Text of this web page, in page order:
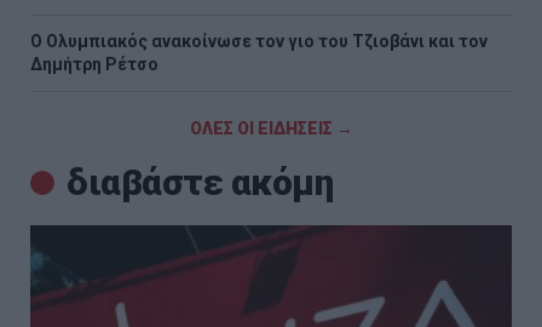
O Ολυμπιακός ανακοίνωσε τον γιο του Τζιοβάνι και τον
Δημήτρη Ρέτσο
ΟΛΕΣ ΟΙ ΕΙΔΗΣΕΙΣ →
διαβάστε ακόμη